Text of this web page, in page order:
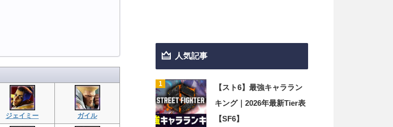
ジェイミー ガイル
人気記事
【スト6】最強キャララン
キング｜2026年最新Tier表
【SF6】